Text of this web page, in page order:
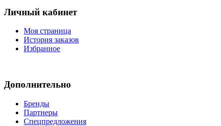
Личный кабинет
Моя страница
История заказов
Избранное
Дополнительно
Бренды
Партнеры
Спецпредложения